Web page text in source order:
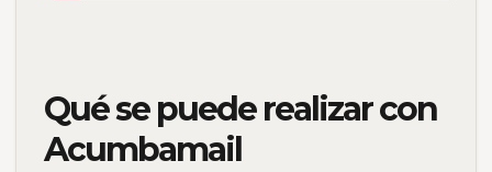
Qué se puede realizar con
Acumbamail